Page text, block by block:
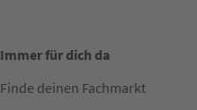
Immer für dich da
Finde deinen Fachmarkt